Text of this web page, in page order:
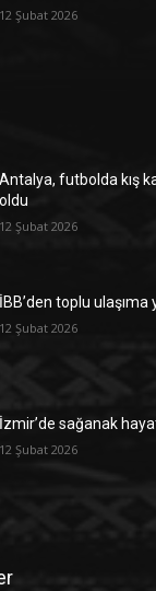
12 Şubat 2026
Antalya, futbolda kış
oldu
12 Şubat 2026
İBB’den toplu
12 Şubat 2026
İzmir’de sağanak
12 Şubat 2026